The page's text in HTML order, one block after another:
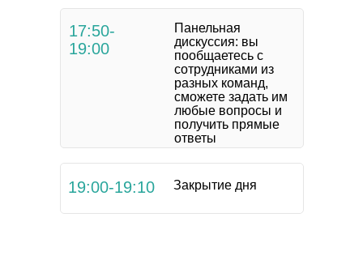
Закрытие дня
19:00-19:10
Панельная
дискуссия: вы
пообщаетесь с
сотрудниками из
разных команд,
сможете задать им
любые вопросы и
получить прямые
ответы
17:50-
19:00